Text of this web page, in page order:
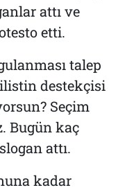
attı ve
etti.
talep
destekçisi
Seçim
Bugün kaç
attı.
kadar